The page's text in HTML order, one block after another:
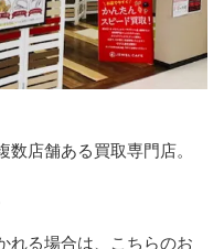
数店舗ある買取専門店。
れる場合は、こちらのお